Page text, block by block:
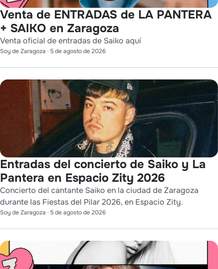
Venta de ENTRADAS de LA PANTERA
+ SAIKO en Zaragoza
Venta oficial de entradas de Saiko aquí
Soy de Zaragoza · 5 de agosto de 2026
Entradas del concierto de Saiko y La
Pantera en Espacio Zity 2026
Concierto del cantante Saiko en la ciudad de Zaragoza
durante las Fiestas del Pilar 2026, en Espacio Zity.
Soy de Zaragoza · 5 de agosto de 2026